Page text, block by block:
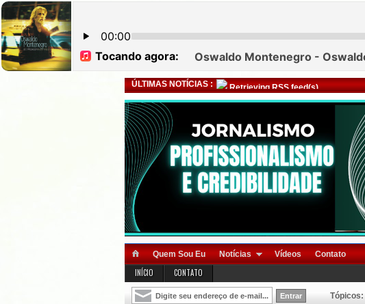
ÚLTIMAS NOTÍCIAS : Retrieving RSS feed(s)
Quem Sou Eu Notícias Vídeos Contato
INÍCIO CONTATO
Tópicos: